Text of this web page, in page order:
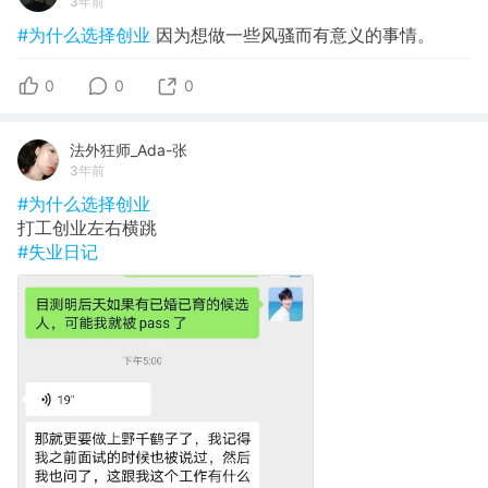
#为什么选择创业 因为想做一些风骚而有意义的事情。
0 0 0
法外狂师_Ada-张
3年前
#为什么选择创业
打工创业左右横跳
#失业日记